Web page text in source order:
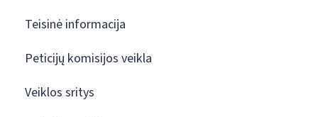
Teisinė informacija
Peticijų komisijos veikla
Veiklos sritys